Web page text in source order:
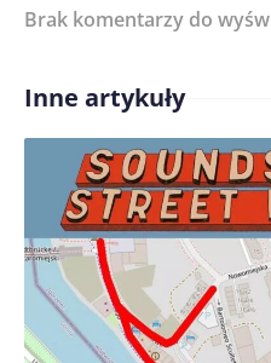
Treść komentarza*
Imię/ Nick*
Zapamiętaj moje
pisania kolejnych
Brak komentarzy do
Inne artykuły